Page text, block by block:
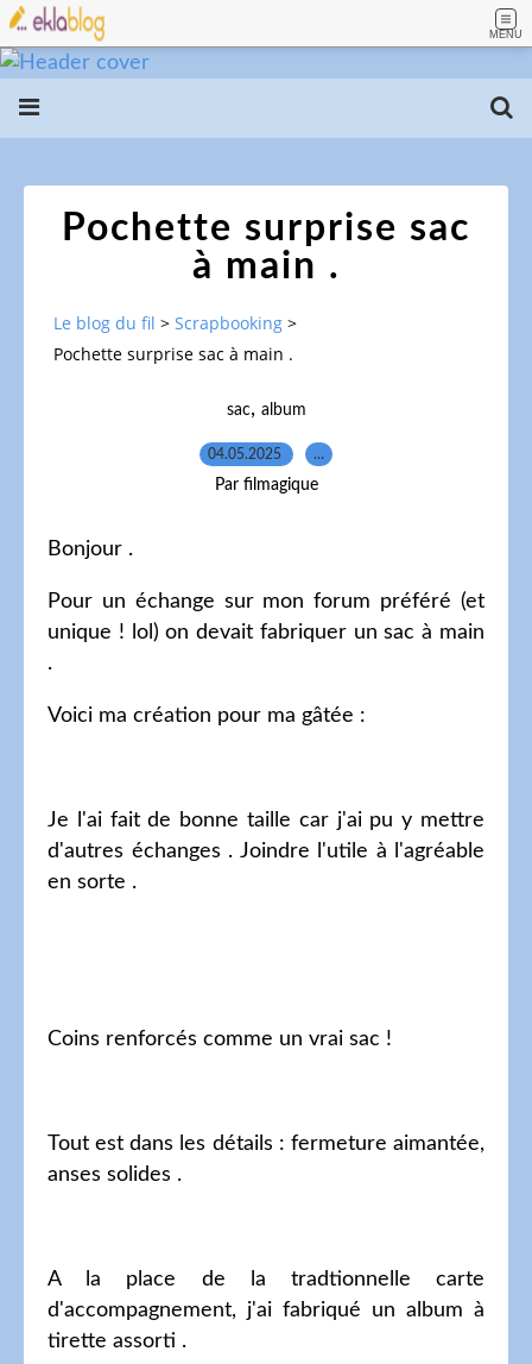
MENU
Pochette surprise sac
à main .
Le blog du fil > Scrapbooking >
Pochette surprise sac à main .
sac, album
04.05.2025 …
Par filmagique
Bonjour .
Pour un échange sur mon forum préféré (et
unique ! lol) on devait fabriquer un sac à main
.
Voici ma création pour ma gâtée :
Je l'ai fait de bonne taille car j'ai pu y mettre
d'autres échanges . Joindre l'utile à l'agréable
en sorte .
Coins renforcés comme un vrai sac !
Tout est dans les détails : fermeture aimantée,
anses solides .
A la place de la tradtionnelle carte
d'accompagnement, j'ai fabriqué un album à
tirette assorti .